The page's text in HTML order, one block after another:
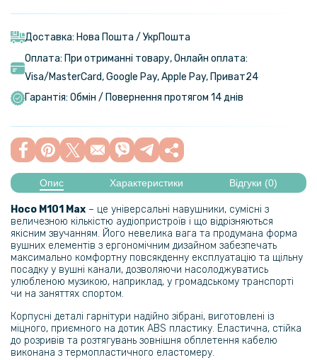
Провідні навушники-гарнітура Hoco M101 Mini-Jack 3.5mm 1.2m,
Доставка: Нова Пошта / УкрПошта
Оплата: При отриманні товару, Онлайн оплата:
Visa/MasterСard, Google Pay, Apple Pay, Приват24
Гарантія: Обмін / Повернення протягом 14 днів
Опис Характеристики Відгуки (0)
Hoco M101 Max – це універсальні навушники, сумісні з
величезною кількістю аудіопристроїв і що відрізняються
якісним звучанням. Його невелика вага та продумана форма
вушних елементів з ергономічним дизайном забезпечать
максимально комфортну повсякденну експлуатацію та щільну
посадку у вушні канали, дозволяючи насолоджуватись
улюбленою музикою, наприклад, у громадському транспорті
чи на заняттях спортом.
Корпусні деталі гарнітури надійно зібрані, виготовлені із
міцного, приємного на дотик ABS пластику. Еластична, стійка
до розривів та розтягувань зовнішня обплетення кабелю
виконана з термопластичного еластомеру.